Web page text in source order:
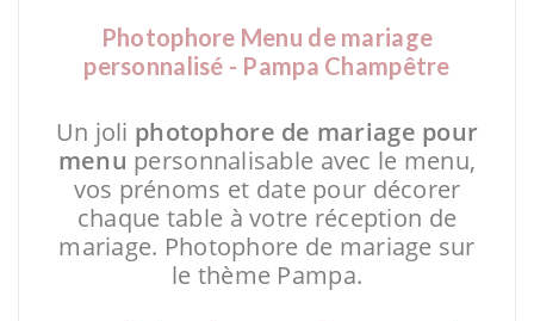
Photophore Menu de mariage
personnalisé - Pampa Champêtre
Un joli photophore de mariage pour
menu personnalisable avec le menu,
vos prénoms et date pour décorer
chaque table à votre réception de
mariage. Photophore de mariage sur
le thème Pampa.